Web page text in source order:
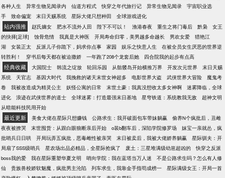
各种人生
异常生物见闻录内 仙道方程式 快穿之年代旅行记 异常生物见闻录
宇宙职业选
手
致命偏宠 末日天赐系统 星际大佬只想种田 全球游戏进化
站内强推 赵氏嫡女 肥水不流外人田 陛下不可以！ 渔港春夜 重生之将门毒后 黔枭
女王
的抉择[足球]
蚀骨危情 我真是大神医 开局寿命归零，美男越多命越长 男欢女爱
猎艳江
湖
女装正太 反派儿子你跪下，妈求你点事 家园 娱乐之快意人生
在被全员女生厌恶的世界逆
转胜利！
穿书后每天都在被迫撒娇 一年跑了208个龙套后她 四合院我的起步有点高
经典收藏 大国院士 韩流之绽放 轮回乐园 从骷髅岛开始横推万界 开发次元世界
末日天赐
系统
天官志 基因大时代 我挽救的诸天末世女神超多 电影世界大盗 武侠世界大冒险
魔鬼考
卷
我被改造成为精灵公主 妖怪公寓的日常 末世土豪：我真没想收太多女神啊
迷雾降临，全球
进化
浪迹在武侠世界的道士 全球迷雾：打造最强末日基地 星穹铁道：系统教我无敌
超神文明
从暗能科技民用开始
最近更新 美食大佬在星际只想赚钱 公路求生：我开破面包车带妹躺赢
偷养N个疯批后，丑雌
夜夜被撩哭
末世囤货：从跟白眼狼断亲后开始 o装b翻车后，深陷学院修罗场
妹宝一亲就怂，疯
批哨兵日日哄
开局玩弄五疯批，恶毒雌性被亲哭 末日被卖后，我被大佬娇养躺赢
星际驯夫：开
局扇了SSS级哨兵
星农场出品必精品，全星际抢疯了 废土：三星堆满级幼崽超凶的
快穿之反派
boss我的爱
我在星际重塑华夏文明 哨向学院：我在蓝塔当万人迷
不是公路求生吗？怎么有人修
仙
贵族兽校娇软魅魔，疯批男主沦陷 列车求生，我靠金手指苟成榜一
星际满级女王：开局一首